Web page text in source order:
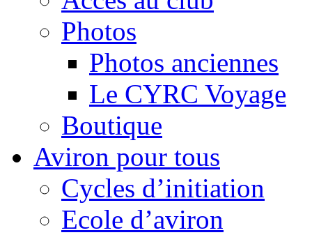
Photos
Photos anciennes
Le CYRC Voyage
Boutique
Aviron pour tous
Cycles d’initiation
Ecole d’aviron